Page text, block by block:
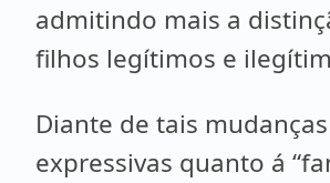
admitindo mais a
filhos legítimos e
Diante de tais mudanças
expressivas quanto á